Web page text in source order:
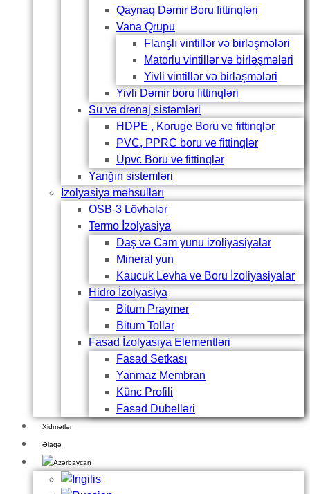
Qaynaq Dəmir Boru fittinqləri
Vana Qrupu
Flanşlı vintillər və birləşmələri
Matorlu vintillər və birləşmələri
Yivli vintillər və birləşmələri
Yivli Dəmir boru fittinqləri
Su və drenaj sistəmləri
HDPE , Koruge Boru ve fittinqlər
PVC, PPRC boru ve fittinqlər
Upvc Boru ve fittinqlər
Yanğın sistemləri
İzolyasiya məhsulları
OSB-3 Lövhələr
Termo İzolyasiya
Daş və Cam yunu izoliyasiyalar
Mineral yun
Kaucuk Levha ve Boru İzoliyasiyalar
Hidro İzolyasiya
Bitum Praymer
Bitum Tollar
Fasad İzolyasiya Elementləri
Fasad Setkası
Yanmaz Membran
Künc Profili
Fasad Dubelləri
Xidmətlər
Əlaqə